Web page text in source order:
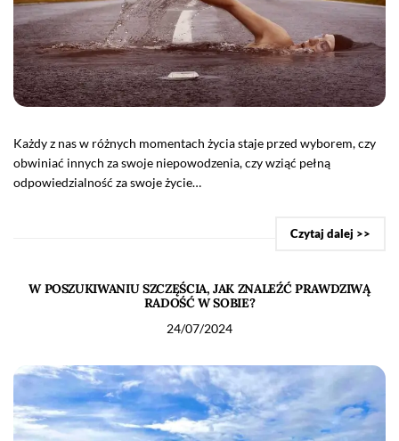
Każdy z nas w różnych momentach życia staje przed wyborem, czy
obwiniać innych za swoje niepowodzenia, czy wziąć pełną
odpowiedzialność za swoje życie…
Czytaj dalej >>
W POSZUKIWANIU SZCZĘŚCIA, JAK ZNALEŹĆ PRAWDZIWĄ
RADOŚĆ W SOBIE?
24/07/2024